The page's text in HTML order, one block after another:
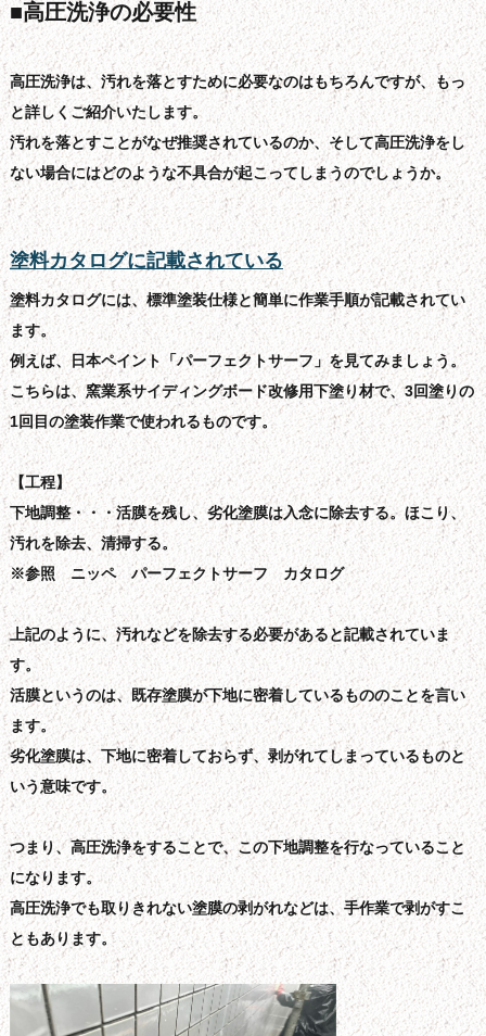
■高圧洗浄の必要性
高圧洗浄は、汚れを落とすために必要なのはもちろんですが、もっ
と詳しくご紹介いたします。
汚れを落とすことがなぜ推奨されているのか、そして高圧洗浄をし
ない場合にはどのような不具合が起こってしまうのでしょうか。
塗料カタログに記載されている
塗料カタログには、標準塗装仕様と簡単に作業手順が記載されてい
ます。
例えば、日本ペイント「パーフェクトサーフ」を見てみましょう。
こちらは、窯業系サイディングボード改修用下塗り材で、3回塗りの
1回目の塗装作業で使われるものです。
【工程】
下地調整・・・活膜を残し、劣化塗膜は入念に除去する。ほこり、
汚れを除去、清掃する。
※参照 ニッペ パーフェクトサーフ カタログ
上記のように、汚れなどを除去する必要があると記載されていま
す。
活膜というのは、既存塗膜が下地に密着しているもののことを言い
ます。
劣化塗膜は、下地に密着しておらず、剥がれてしまっているものと
いう意味です。
つまり、高圧洗浄をすることで、この下地調整を行なっていること
になります。
高圧洗浄でも取りきれない塗膜の剥がれなどは、手作業で剥がすこ
ともあります。